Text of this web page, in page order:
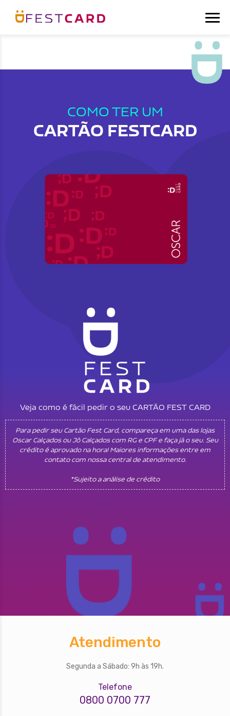
COMO TER UM
CARTÃO FESTCARD
Veja como é fácil pedir o seu CARTÃO FEST CARD
Para pedir seu Cartão Fest Card, compareça em uma das lojas
Oscar Calçados ou Jô Calçados com RG e CPF e faça já o seu. Seu
crédito é aprovado na hora! Maiores informações entre em
contato com nossa central de atendimento.
*Sujeito a análise de crédito
Atendimento
Segunda a Sábado: 9h às 19h.
Telefone
0800 0700 777